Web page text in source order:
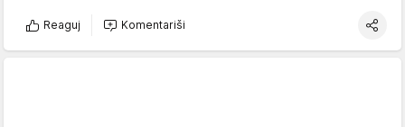
Reaguj Komentariši